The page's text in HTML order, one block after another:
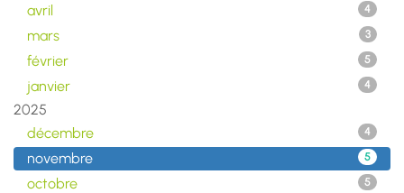
avril 4
mars 3
février 5
janvier 4
2025
décembre
4
novembre 5
octobre 5